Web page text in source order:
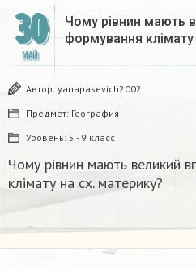
30
МАЙ
Чому рівнин мають
формування
Автор: yanapasevich2002
Предмет: География
Уровень: 5 - 9 класс
Чому рівнин мають великий
клімату на сх. материку?​